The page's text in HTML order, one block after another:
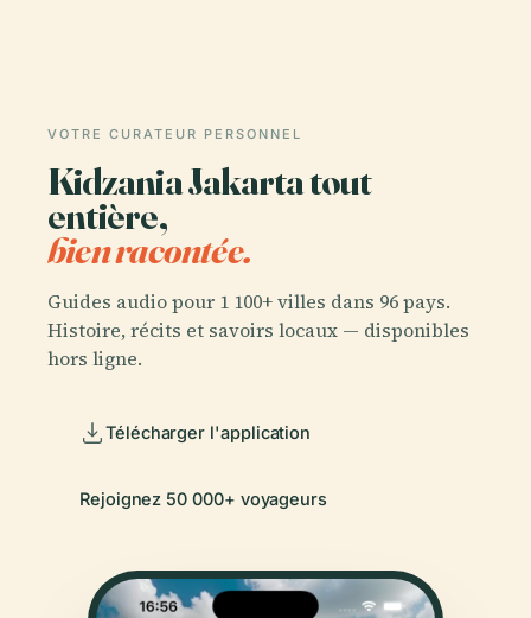
VOTRE CURATEUR PERSONNEL
Kidzania Jakarta tout
entière,
bien racontée.
Guides audio pour 1 100+ villes dans 96 pays.
Histoire, récits et savoirs locaux — disponibles
hors ligne.
Télécharger l'application
Rejoignez 50 000+ voyageurs